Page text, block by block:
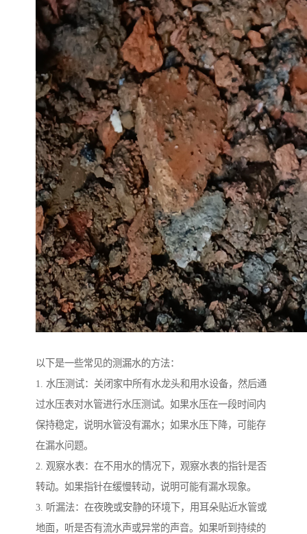
以下是一些常见的测漏水的方法：
1. 水压测试：关闭家中所有水龙头和用水设备，然后通
过水压表对水管进行水压测试。如果水压在一段时间内
保持稳定，说明水管没有漏水；如果水压下降，可能存
在漏水问题。
2. 观察水表：在不用水的情况下，观察水表的指针是否
转动。如果指针在缓慢转动，说明可能有漏水现象。
3. 听漏法：在夜晚或安静的环境下，用耳朵贴近水管或
地面，听是否有流水声或异常的声音。如果听到持续的